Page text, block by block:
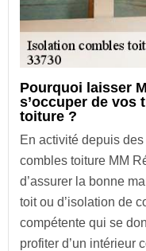
Pourquoi laisser
s’occuper de vos
toiture ?
En activité depuis
combles toiture MM
d’assurer la bonne
toit ou d’isolation de
compétente qui se
profiter d’un intérieur